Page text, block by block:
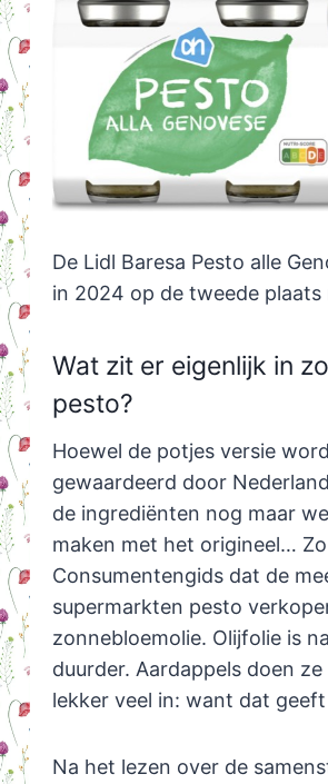
De Lidl Baresa Pesto alle
in 2024 op de tweede plaats
Wat zit er eigenlijk in
pesto?
Hoewel de potjes versie
gewaardeerd door
de ingrediënten nog maar
maken met het origineel…
Consumentengids dat de
supermarkten pesto
zonnebloemolie. Olijfolie is
duurder. Aardappels doen
lekker veel in: want dat
Na het lezen over de